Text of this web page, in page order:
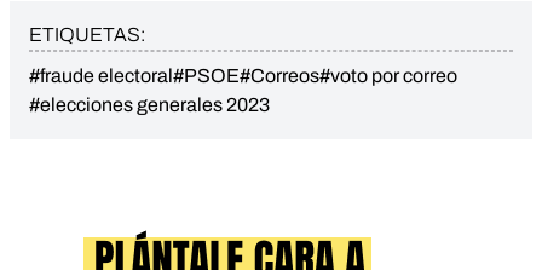
ETIQUETAS:
#fraude electoral#PSOE#Correos#voto por correo
#elecciones generales 2023